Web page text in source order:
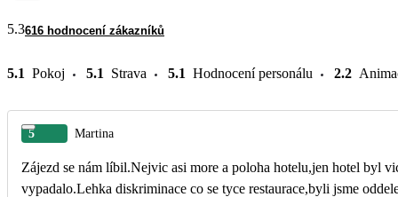
5.3616 hodnocení zákazníků
5.1 Pokoj 5.1 Strava 5.1 Hodnocení personálu 2.2
5 Martina
Zájezd se nám líbil.Nejvic asi more a poloha hotelu,jen hotel byl
vypadalo.Lehka diskriminace co se tyce restaurace,byli jsme